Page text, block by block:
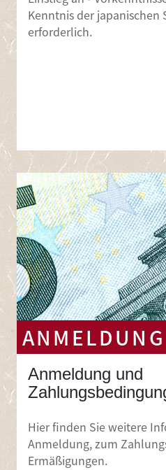
Kenntnis der japanischen
erforderlich.
ANMELDUNG
Anmeldung und
Hier finden Sie weitere
Anmeldung, zum
Ermäßigungen.